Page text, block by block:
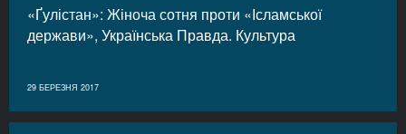
«Ґулістан»: Жіноча сотня проти «Ісламської
держави», Українська Правда. Культура
29 БЕРЕЗНЯ 2017